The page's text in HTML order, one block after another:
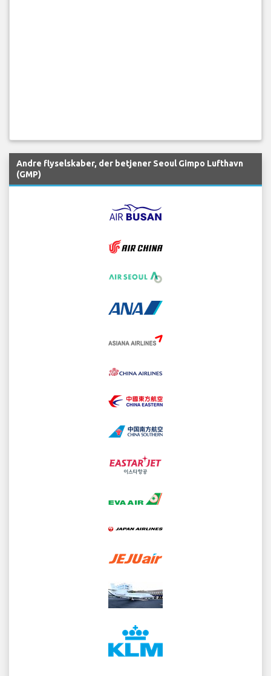
Andre flyselskaber, der betjener Seoul Gimpo Lufthavn
(GMP)